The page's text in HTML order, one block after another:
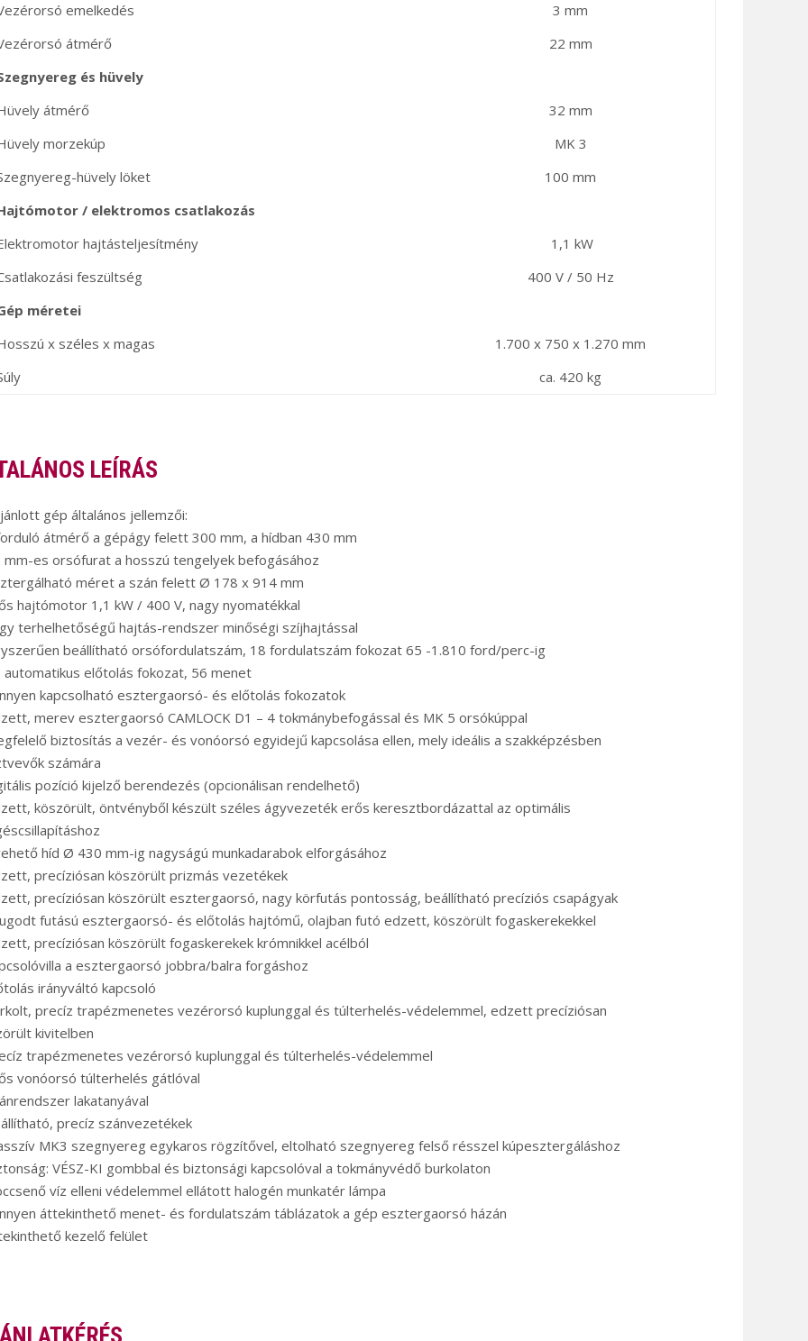
emelkedés
3 mm
átmérő
22 mm
és hüvely
átmérő
32 mm
morzekúp
MK 3
hüvely löket
100 mm
/ elektromos csatlakozás
hajtásteljesítmény
1,1 kW
feszültség
400 V / 50 Hz
méretei
x széles x magas
1.700 x 750 x 1.270 mm
ca. 420 kg
LEÍRÁS
gép általános jellemzői:
átmérő a gépágy felett 300 mm, a hídban 430 mm
mm-es orsófurat a hosszú tengelyek befogásához
méret a szán felett Ø 178 x 914 mm
hajtómotor 1,1 kW / 400 V, nagy nyomatékkal
terhelhetőségű hajtás-rendszer minőségi szíjhajtással
beállítható orsófordulatszám, 18 fordulatszám fokozat 65 -1.810 ford/perc-ig
automatikus előtolás fokozat, 56 menet
kapcsolható esztergaorsó- és előtolás fokozatok
merev esztergaorsó CAMLOCK D1 – 4 tokmánybefogással és MK 5 orsókúppal
biztosítás a vezér- és vonóorsó egyidejű kapcsolása ellen, mely ideális a szakképzésben
számára
pozíció kijelző berendezés (opcionálisan rendelhető)
köszörült, öntvényből készült széles ágyvezeték erős keresztbordázattal az optimális
híd Ø 430 mm-ig nagyságú munkadarabok elforgásához
precíziósan köszörült prizmás vezetékek
precíziósan köszörült esztergaorsó, nagy körfutás pontosság, beállítható precíziós csapágyak
futású esztergaorsó- és előtolás hajtómű, olajban futó edzett, köszörült fogaskerekekkel
precíziósan köszörült fogaskerekek krómnikkel acélból
a esztergaorsó jobbra/balra forgáshoz
irányváltó kapcsoló
precíz trapézmenetes vezérorsó kuplunggal és túlterhelés-védelemmel, edzett precíziósan
kivitelben
trapézmenetes vezérorsó kuplunggal és túlterhelés-védelemmel
vonóorsó túlterhelés gátlóval
lakatanyával
precíz szánvezetékek
MK3 szegnyereg egykaros rögzítővel, eltolható szegnyereg felső résszel kúpesztergáláshoz
VÉSZ-KI gombbal és biztonsági kapcsolóval a tokmányvédő burkolaton
víz elleni védelemmel ellátott halogén munkatér lámpa
áttekinthető menet- és fordulatszám táblázatok a gép esztergaorsó házán
kezelő felület